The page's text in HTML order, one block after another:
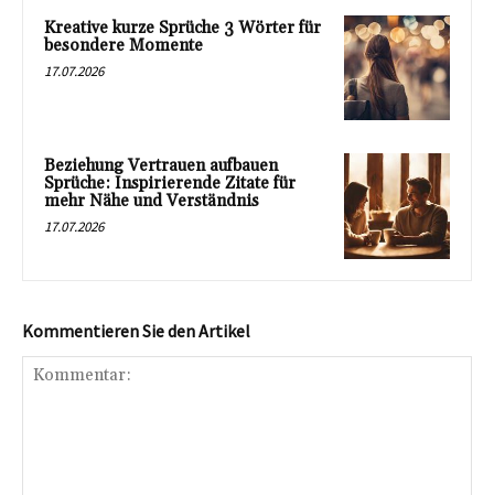
Kreative kurze Sprüche 3 Wörter für
besondere Momente
17.07.2026
Beziehung Vertrauen aufbauen
Sprüche: Inspirierende Zitate für
mehr Nähe und Verständnis
17.07.2026
Kommentieren Sie den Artikel